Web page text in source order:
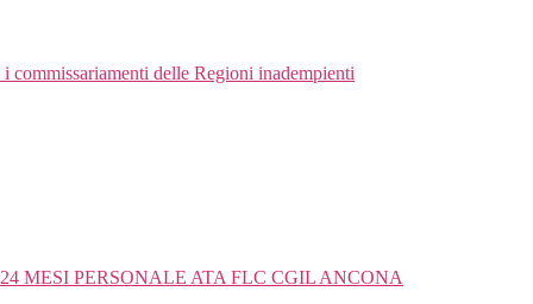
commissariamenti delle Regioni inadempienti
MESI PERSONALE ATA FLC CGIL ANCONA